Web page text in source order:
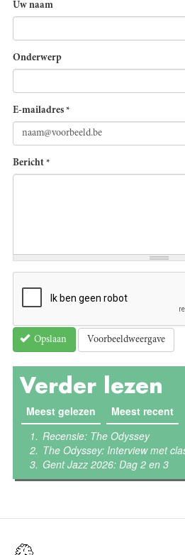
Uw naam
Onderwerp
E-mailadres *
Bericht *
Opslaan Voorbeeldweergave
Verder lezen
Meest gelezen (actieve tabblad)
Meest recent
Recensie: The Odyssey
The Odyssey: Interview met
Gent Jazz 2026: Dag 2 en 3